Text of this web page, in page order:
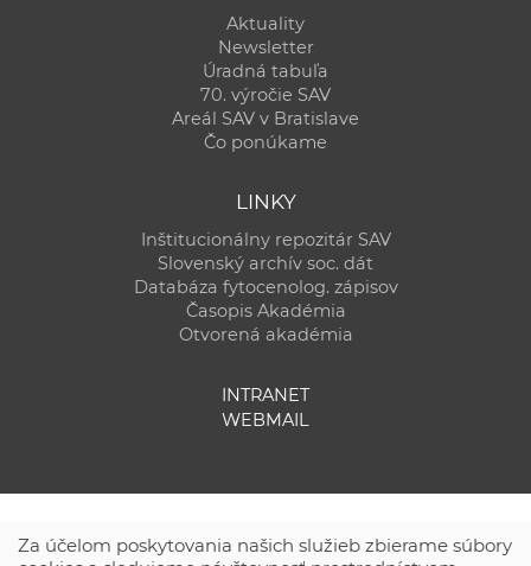
Aktuality
Newsletter
Úradná tabuľa
70. výročie SAV
Areál SAV v Bratislave
Čo ponúkame
LINKY
Inštitucionálny repozitár SAV
Slovenský archív soc. dát
Databáza fytocenolog. zápisov
Časopis Akadémia
Otvorená akadémia
INTRANET
WEBMAIL
Za účelom poskytovania našich služieb zbierame súbory